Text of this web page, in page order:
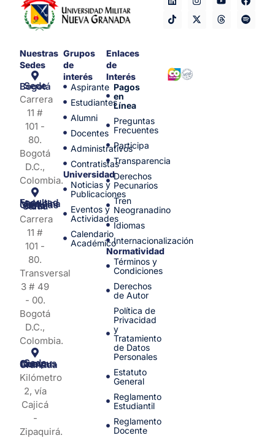
Nuestras
Sedes
Sede Bogotá
Carrera
11 #
101 -
80.
Bogotá
D.C.,
Colombia.
Facultad de Medicina y Ciencias de la Salud
Carrera
11 #
101 -
80.
Transversal
3 # 49
- 00.
Bogotá
D.C.,
Colombia.
Sede Campus Nueva Granada
Kilómetro
2, vía
Cajicá
-
Zipaquirá.
Grupos
de
interés
Aspirante
Estudiantes
Alumni
Docentes
Administrativos
Contratistas
Universidad
Noticias y
Publicaciones
Eventos y
Actividades
Calendario
Académico
Enlaces
de
Interés
Pagos
en
Línea
Preguntas
Frecuentes
Participa
Transparencia
Derechos
Pecunarios
Tren
Neogranadino
Idiomas
Internacionalización
Normatividad
Términos y
Condiciones
Derechos
de Autor
Política de
Privacidad
y
Tratamiento
de Datos
Personales
Estatuto
General
Reglamento
Estudiantil
Reglamento
Docente